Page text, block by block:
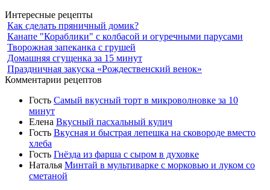
Интересные рецепты
Как сделать пряничный домик?
Канапе "Кораблики" с колбасой и огуречными парусами
Творожная запеканка с грушей
Домашняя сгущенка за 15 минут
Праздничная закуска «Рождественский венок»
Комментарии рецептов
Гость Самый вкусный торт в микроволновке за 10
минут
Елена Вкусный пасхальный кулич
Гость Вкусная и быстрая лепешка на сковороде вместо
хлеба
Гость Гнёзда из фарша с сыром в духовке
Наталья Минтай в мультиварке с морковью и луком со
сметаной